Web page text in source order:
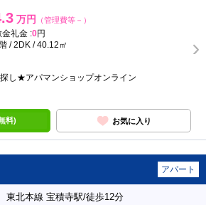
万円 （管理費等－）
金礼金 :0円
/ 2DK / 40.12㎡
し★アパマンショップオンライン
料) お気に入り
アパート
東北本線 宝積寺駅/徒歩12分